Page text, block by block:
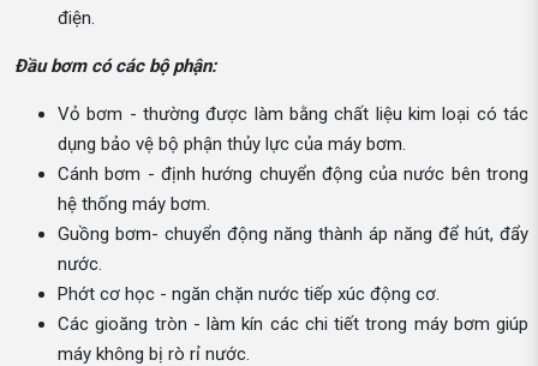
điện.
Đầu bơm có các bộ phận:
Vỏ bơm - thường được làm bằng chất liệu kim loại có tác
dụng bảo vệ bộ phận thủy lực của máy bơm.
Cánh bơm - định hướng chuyển động của nước bên trong
hệ thống máy bơm.
Guồng bơm- chuyển động năng thành áp năng để hút, đẩy
nước.
Phớt cơ học - ngăn chặn nước tiếp xúc động cơ.
Các gioăng tròn - làm kín các chi tiết trong máy bơm giúp
máy không bị rò rỉ nước.